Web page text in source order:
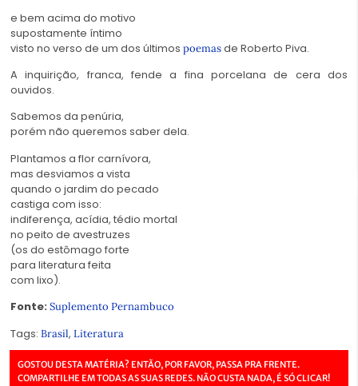
e bem acima do motivo
supostamente íntimo
visto no verso de um dos últimos poemasde Roberto Piva.
A inquirição, franca, fende a fina porcelana de cera dos
ouvidos.
Sabemos da penúria,
porém não queremos saber dela.
Plantamos a flor carnívora,
mas desviamos a vista
quando o jardim do pecado
castiga com isso:
indiferença, acídia, tédio mortal
no peito de avestruzes
(os do estômago forte
para literatura feita
com lixo).
Fonte: Suplemento Pernambuco
Tags: Brasil, Literatura
GOSTOU DESTA MATÉRIA? ENTÃO, POR FAVOR, PASSA PRA FRENTE.
COMPARTILHE EM TODAS AS SUAS REDES. NÃO CUSTA NADA, É SÓ CLICAR!